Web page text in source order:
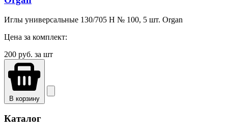
Иглы универсальные 130/705 H № 100, 5 шт. Organ
Цена за комплект:
200 руб. за шт
В корзину
Каталог